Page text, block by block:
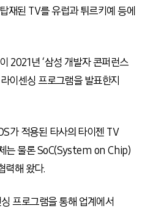
재된 TV를 유럽과 튀르키예 등에
2021년 ‘삼성 개발자 콘퍼런스
이센싱 프로그램을 발표한지
가 적용된 타사의 타이젠 TV
는 물론SoC(System on Chip)
력해 왔다.
프로그램을 통해 업계에서